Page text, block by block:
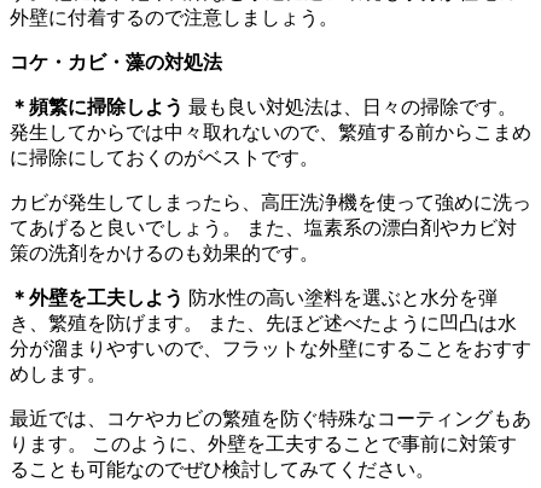
外壁に付着するので注意しましょう。
コケ・カビ・藻の対処法
＊頻繁に掃除しよう 最も良い対処法は、日々の掃除です。
発生してからでは中々取れないので、繁殖する前からこまめ
に掃除にしておくのがベストです。
カビが発生してしまったら、高圧洗浄機を使って強めに洗っ
てあげると良いでしょう。 また、塩素系の漂白剤やカビ対
策の洗剤をかけるのも効果的です。
＊外壁を工夫しよう 防水性の高い塗料を選ぶと水分を弾
き、繁殖を防げます。 また、先ほど述べたように凹凸は水
分が溜まりやすいので、フラットな外壁にすることをおすす
めします。
最近では、コケやカビの繁殖を防ぐ特殊なコーティングもあ
ります。 このように、外壁を工夫することで事前に対策す
ることも可能なのでぜひ検討してみてください。